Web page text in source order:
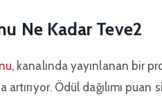
Ne Kadar Teve2
, kanalında yayınlanan bir
artırıyor. Ödül dağılımı